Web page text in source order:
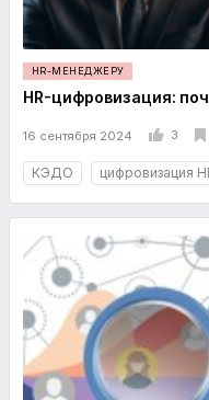
HR-МЕНЕДЖЕРУ
HR-цифровизация:
16 сентября 2024 3
КЭДО цифровизация